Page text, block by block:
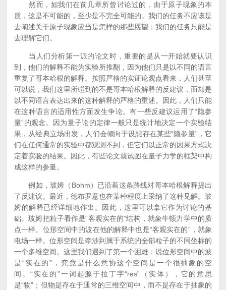
然而，如我们在前几章所曾讨论过的，由于原子现象的本
质，这是不可能的，至少是不完全可能的。我们的任务不应该是
去阐述关于原子现象应当是怎样的那些愿望；我们的任务只能是
去理解它们。
当人们分析第一派的论文时，重要的是从一开始就要认识
到，他们的解释不能为实验所推翻，因为他们只是以不同的语言
重复了哥本哈根的解释。按照严格的实证论观点看来，人们甚至
可以说，我们这里所碰到的不是哥本哈根解释的反建议，而却是
以不同语言表达出来的这种解释的严格的重述。因此，人们只能
在这种语言的适用性方面发生争论。有一些反建议运用了“隐参
量”的观念。因为量子论的定律一般只是统计地决定一个实验结
果，从经典立场出发，人们会倾向于设想存在某些“隐参量”，它
们在任何通常的实验中都观测不到，但它们以正常的因果方式决
定着实验的结果。因此，有些论文就试图在量子力学的框架中构
成这样的参量。
例如，玻姆（Bohm）已沿着这条路线对哥本哈根解释提出
了反建议。最近，德布罗意也在某种程度上采纳了这种见解。玻
姆的解释已经详细地作出。因此，这里可以拿它作为讨论的基
础。玻姆把粒子看作是“客观实在的”结构，就象牛顿力学中的质
点一样。位形空间中的波在他的解释中也是“客观实在的”，就象
电场一样。位形空间是牵涉到属于系统的全部粒子的不同坐标的
一个多维空间。这里我们遇到了第一个困难：说位形空间中的波
是“实在的”，究竟是什么意协这个空间是一个很抽象的空
间。“实在的”一词起源于拉丁字“res”（实体），它的意思
是“物”；但物是存在于通常的三维空间中，而不是存在于抽象的